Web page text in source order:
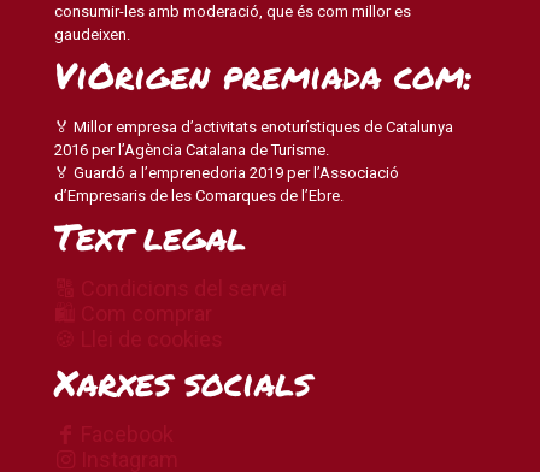
consumir-les amb moderació, que és com millor es
gaudeixen.
ViOrigen premiada com:
🏅 Millor empresa d’activitats enoturístiques de Catalunya
2016 per l’Agència Catalana de Turisme.
🏅 Guardó a l’emprenedoria 2019 per l’Associació
d’Empresaris de les Comarques de l’Ebre.
Text legal
Xarxes socials